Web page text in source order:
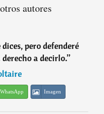
autores
pero defenderé
a decirlo.”
WhatsApp Imagen